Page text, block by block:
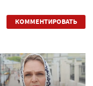
КОММЕНТИРОВАТЬ